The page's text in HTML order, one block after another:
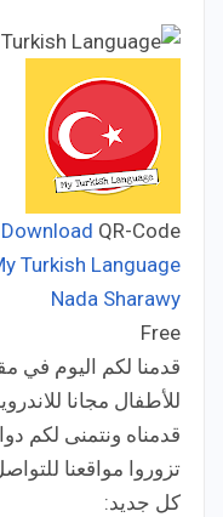
Download QR-Code
Turkish Language
Nada Sharawy
Free
قدمنا لكم اليوم في
للأطفال مجانا
قدمناه ونتمنى لكم
تزوروا مواقعنا
كل جديد: